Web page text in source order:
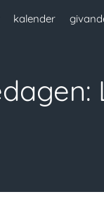
kalender